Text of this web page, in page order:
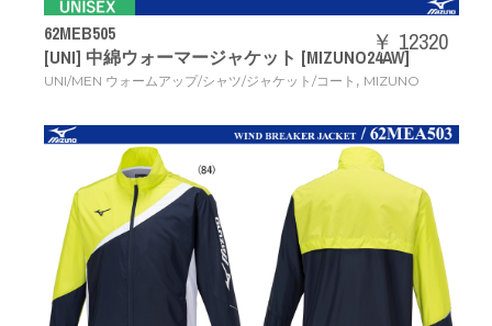
62MEB505
[UNI] 中綿ウォーマージャケット [MIZUNO24AW]
UNI/MEN ウォームアップ/シャツ/ジャケット/コート , MIZUNO
￥ 12320